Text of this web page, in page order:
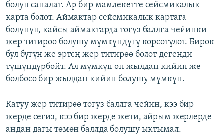
болуп саналат. Ар бир мамлекетте сейсмикалык
карта болот. Аймактар сейсмикалык картага
бөлүнүп, кайсы аймактарда тогуз баллга чейинки
жер титирөө болушу мүмкүндүгү көрсөтүлөт. Бирок
бул бүгүн же эртең жер титирөө болот дегенди
түшүндүрбөйт. Ал мүмкүн он жылдан кийин же
болбосо бир жылдан кийин болушу мүмкүн.
Катуу жер титирөө тогуз баллга чейин, кээ бир
жерде сегиз, кээ бир жерде жети, айрым жерлерде
андан дагы төмөн баллда болушу ыктымал.